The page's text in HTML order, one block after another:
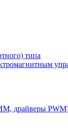
типа
драйверы